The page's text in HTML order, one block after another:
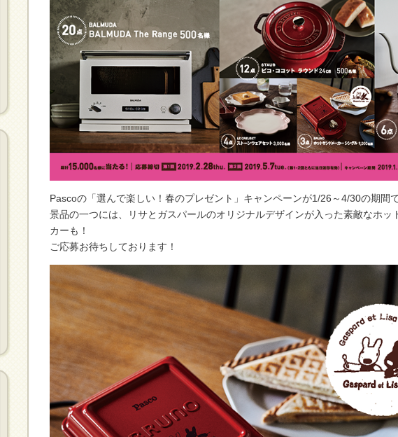
Pascoの「選んで楽しい！春のプレゼント」キャンペーンが1/26～4/30の期間
景品の一つには、リサとガスパールのオリジナルデザインが入った素敵なホッ
カーも！
ご応募お待ちしております！